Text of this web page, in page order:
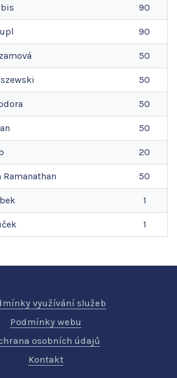
90
90
50
50
50
50
20
Ramanathan 50
1
1
využívání služeb
Podmínky webu
osobních údajů
Kontakt